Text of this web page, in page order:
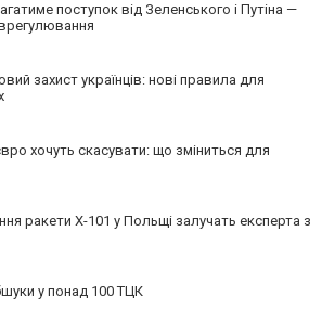
поступок від Зеленського і Путіна —
захист українців: нові правила для
хочуть скасувати: що зміниться для
ракети Х-101 у Польщі залучать експерта з
у понад 100 ТЦК